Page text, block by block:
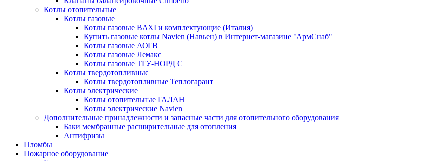
Котлы отопительные
Котлы газовые
Котлы газовые BAXI и комплектующие (Италия)
Купить газовые котлы Navien (Навьен) в Интернет-магазине "АрмСнаб"
Котлы газовые АОГВ
Котлы газовые Лемакс
Котлы газовые ТГУ-НОРД С
Котлы твердотопливные
Котлы твердотопливные Теплогарант
Котлы электрические
Котлы отопительные ГАЛАН
Котлы электрические Navien
Дополнительные принадлежности и запасные части для отопительного оборудования
Баки мембранные расширительные для отопления
Антифризы
Пломбы
Пожарное оборудование